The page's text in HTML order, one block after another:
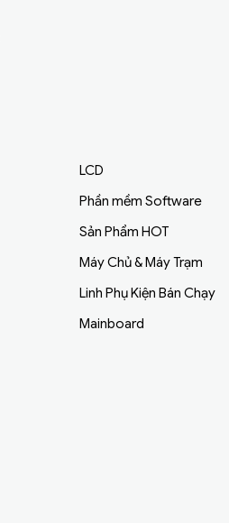
LCD
Phần mềm Software
Sản Phẩm HOT
Máy Chủ & Máy Trạm
Linh Phụ Kiện Bán Chạy
Mainboard